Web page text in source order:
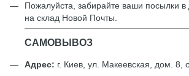
Пожалуйста, забирайте ваши посылки в
на склад Новой Почты.
САМОВЫВОЗ
Адрес: г. Киев, ул. Макеевская, дом. 8,